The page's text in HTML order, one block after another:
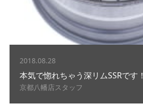
2018.08.28
本気で惚れちゃう深リムSSRです！
京都八幡店スタッフ